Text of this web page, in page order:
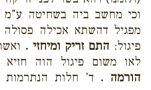
וכי מחשב ביה בשחיטה ע"מ
מפגיל דהשתא אכילה
פיגול: התם זריק ומיחזי .
לאו משום פיגול הוה חזיא
הורמה . ד' חלות הנתרמות